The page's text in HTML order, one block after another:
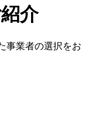
介
事業者の選択をお